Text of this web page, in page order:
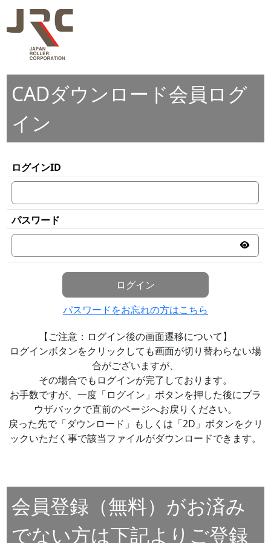
CADダウンロード会員ログ
イン
ログインID
パスワード
ログイン
パスワードをお忘れの方はこちら
【ご注意：ログイン後の画面遷移について】
ログインボタンをクリックしても画面が切り替わらない場
合がございますが、
その場合でもログインが完了しております。
お手数ですが、一度「ログイン」ボタンを押した後にブラ
ウザバックで直前のページへお戻りください。
戻った先で「ダウンロード」もしくは「2D」ボタンをクリ
ックいただく事で該当ファイルがダウンロードできます。
会員登録（無料）がお済み
でない方は下記よりご登録